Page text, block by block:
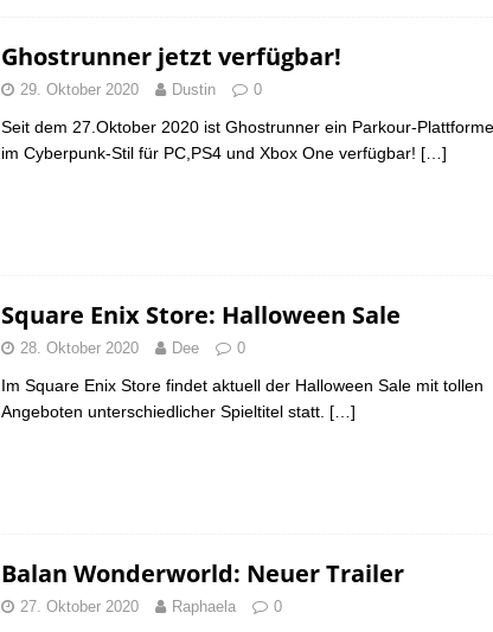
Ghostrunner jetzt verfügbar!
29. Oktober 2020 Dustin 0
Seit dem 27.Oktober 2020 ist Ghostrunner ein Parkour-
im Cyberpunk-Stil für PC,PS4 und Xbox One verfügbar! […]
Square Enix Store: Halloween Sale
28. Oktober 2020 Dee 0
Im Square Enix Store findet aktuell der Halloween Sale mit tollen
Angeboten unterschiedlicher Spieltitel statt. […]
Balan Wonderworld: Neuer Trailer
27. Oktober 2020 Raphaela 0